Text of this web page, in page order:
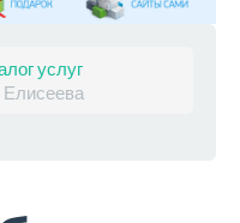
услуг
Елисеева